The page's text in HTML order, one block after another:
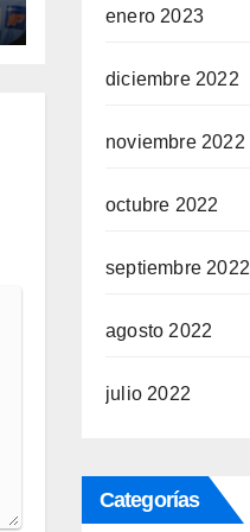
enero 2023
diciembre 2022
noviembre 2022
octubre 2022
septiembre 2022
agosto 2022
julio 2022
Categorías